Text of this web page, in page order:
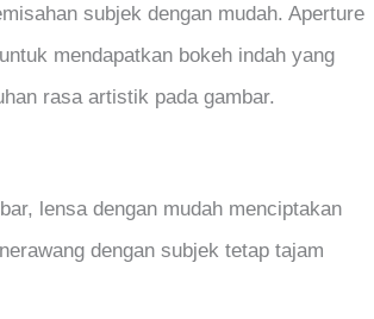
subjek dengan mudah. Aperture
mendapatkan bokeh indah yang
rasa artistik pada gambar.
lensa dengan mudah menciptakan
dengan subjek tetap tajam